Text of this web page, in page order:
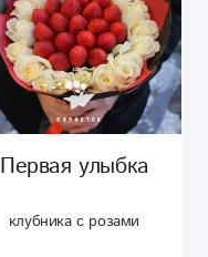
Первая улыбка
клубника с розами